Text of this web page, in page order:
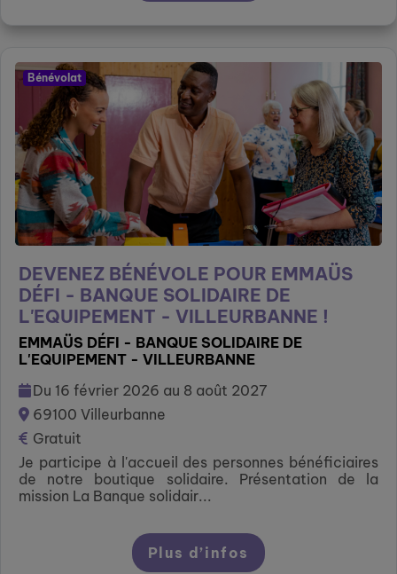
Bénévolat
DEVENEZ BÉNÉVOLE POUR EMMAÜS
DÉFI - BANQUE SOLIDAIRE DE
L'EQUIPEMENT - VILLEURBANNE !
EMMAÜS DÉFI - BANQUE SOLIDAIRE DE
L'EQUIPEMENT - VILLEURBANNE
Du 16 février 2026 au 8 août 2027
69100 Villeurbanne
Gratuit
Je participe à l'accueil des personnes bénéficiaires
de notre boutique solidaire. Présentation de la
mission La Banque solidair...
Plus d’infos